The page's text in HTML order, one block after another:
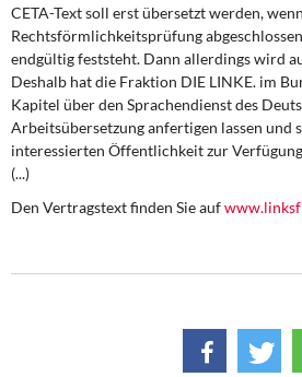
Öffentliche Infrastruktur und
Eurokrise und Griechenland
DIE LINKE
Institut Solidarische Moderne
Rosa-Luxemburg-Stiftung
CETA-Text soll erst übersetzt werden,
Rechtsförmlichkeitsprüfung
endgültig feststeht. Dann allerdings wird
Deshalb hat die Fraktion DIE LINKE. im
Kapitel über den Sprachendienst des
Arbeitsüber­setzung anfertigen lassen und
interessierten Öffentlichkeit zur
(...)
Den Vertragstext finden Sie auf